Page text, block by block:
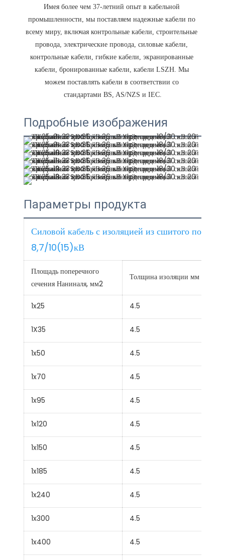
Имея более чем 37-летний опыт в кабельной
промышленности, мы поставляем надежные кабели по
всему миру, включая контрольные кабели, строительные
провода, электрические провода, силовые кабели,
контрольные кабели, гибкие кабели, экранированные
кабели, бронированные кабели, кабели LSZH. Мы
можем поставлять кабели в соответствии со
Подробные изображения
Параметры продукта
Силовой кабель с изоляцией из сшитого
8,7/10(15)кВ
Площадь поперечного
сечения Наниналя, мм2
Толщина изоляции мм
1x25 4.5
1X35 4.5
1x50 4.5
1x70 4.5
1x95 4.5
1x120 4.5
1x150 4.5
1x185 4.5
1x240 4.5
1x300 4.5
1x400 4.5